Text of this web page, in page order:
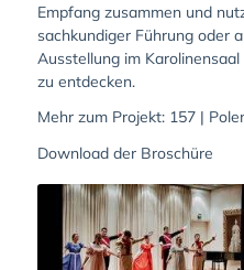
Empfang zusammen und
sachkundiger Führung oder
Ausstellung im
zu entdecken.
Mehr zum Projekt: 157 |
Download der Broschüre